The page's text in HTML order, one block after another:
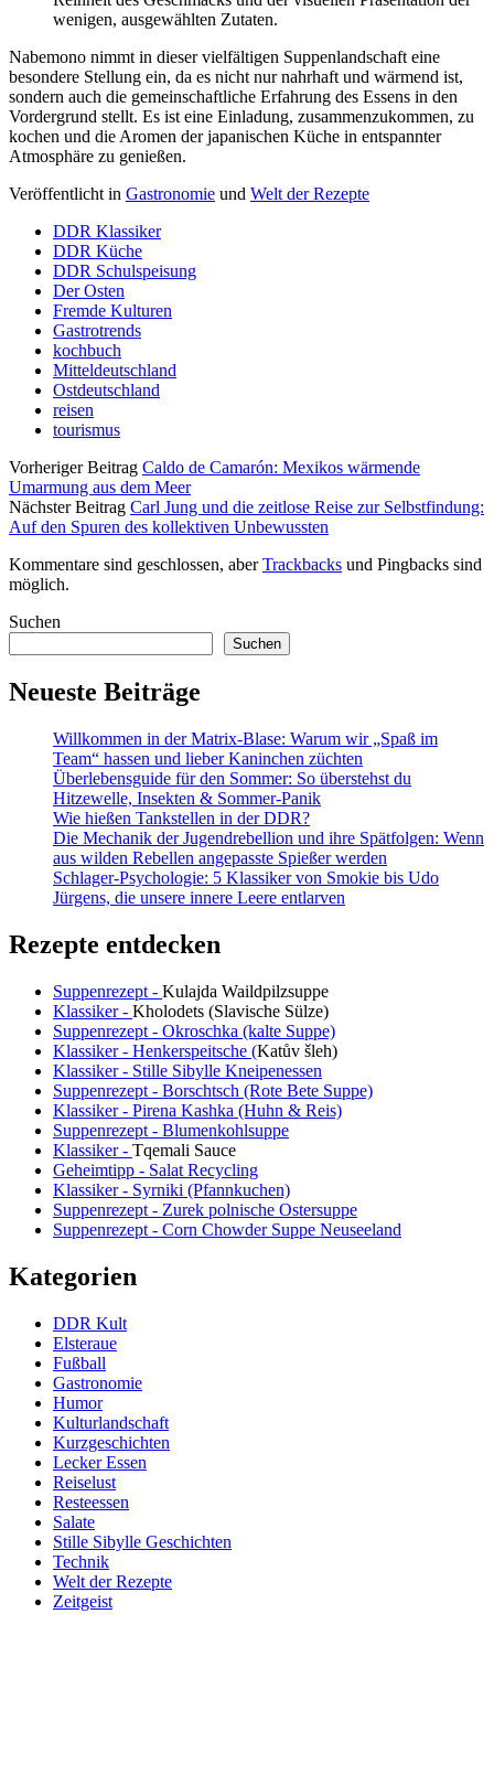
wenigen, ausgewählten Zutaten.
Nabemono nimmt in dieser vielfältigen Suppenlandschaft eine
besondere Stellung ein, da es nicht nur nahrhaft und wärmend ist,
sondern auch die gemeinschaftliche Erfahrung des Essens in den
Vordergrund stellt. Es ist eine Einladung, zusammenzukommen, zu
kochen und die Aromen der japanischen Küche in entspannter
Atmosphäre zu genießen.
Veröffentlicht in Gastronomie und Welt der Rezepte
DDR Klassiker
DDR Küche
DDR Schulspeisung
Der Osten
Fremde Kulturen
Gastrotrends
kochbuch
Mitteldeutschland
Ostdeutschland
reisen
tourismus
Vorheriger Beitrag Caldo de Camarón: Mexikos wärmende
Umarmung aus dem Meer
Nächster Beitrag Carl Jung und die zeitlose Reise zur Selbstfindung:
Auf den Spuren des kollektiven Unbewussten
Kommentare sind geschlossen, aberTrackbacks und Pingbacks sind
möglich.
Sidebar
Suchen
Suchen
Neueste Beiträge
Willkommen in der Matrix-Blase: Warum wir „Spaß im
Team“ hassen und lieber Kaninchen züchten
Überlebensguide für den Sommer: So überstehst du
Hitzewelle, Insekten & Sommer-Panik
Wie hießen Tankstellen in der DDR?
Die Mechanik der Jugendrebellion und ihre Spätfolgen: Wenn
aus wilden Rebellen angepasste Spießer werden
Schlager-Psychologie: 5 Klassiker von Smokie bis Udo
Jürgens, die unsere innere Leere entlarven
Rezepte entdecken
Suppenrezept - Kulajda Waildpilzsuppe
Klassiker - Kholodets (Slavische Sülze)
Suppenrezept - Okroschka (kalte Suppe)
Klassiker - Henkerspeitsche (Katův šleh)
Klassiker - Stille Sibylle Kneipenessen
Suppenrezept - Borschtsch (Rote Bete Suppe)
Klassiker - Pirena Kashka (Huhn & Reis)
Suppenrezept - Blumenkohlsuppe
Klassiker - Tqemali Sauce
Geheimtipp - Salat Recycling
Klassiker - Syrniki (Pfannkuchen)
Suppenrezept - Zurek polnische Ostersuppe
Suppenrezept - Corn Chowder Suppe Neuseeland
Kategorien
DDR Kult
Elsteraue
Fußball
Gastronomie
Humor
Kulturlandschaft
Kurzgeschichten
Lecker Essen
Reiselust
Resteessen
Salate
Stille Sibylle Geschichten
Technik
Welt der Rezepte
Zeitgeist